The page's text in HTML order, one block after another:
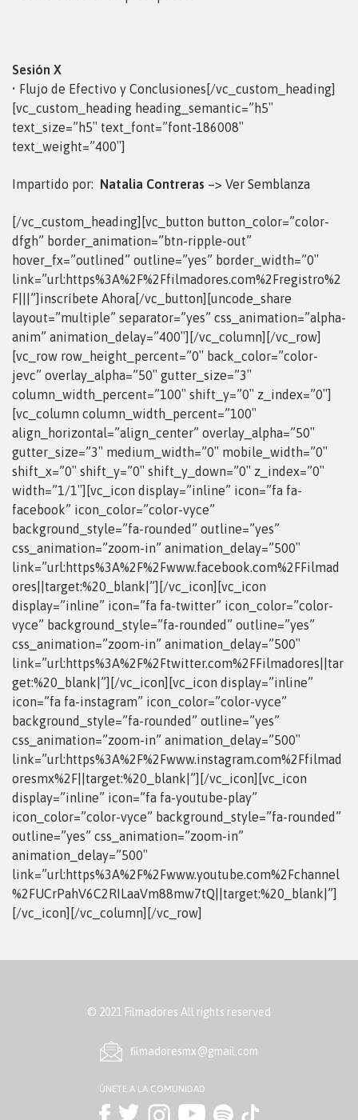
Sesión X
• Flujo de Efectivo y Conclusiones[/vc_custom_heading]
[vc_custom_heading heading_semantic=”h5″
text_size=”h5″ text_font=”font-186008″
text_weight=”400″]
Impartido por: Natalia Contreras –> Ver Semblanza
[/vc_custom_heading][vc_button button_color=”color-
dfgh” border_animation=”btn-ripple-out”
hover_fx=”outlined” outline=”yes” border_width=”0″
link=”url:https%3A%2F%2Ffilmadores.com%2Fregistro%2
F|||”]inscríbete Ahora[/vc_button][uncode_share
layout=”multiple” separator=”yes” css_animation=”alpha-
anim” animation_delay=”400″][/vc_column][/vc_row]
[vc_row row_height_percent=”0″ back_color=”color-
jevc” overlay_alpha=”50″ gutter_size=”3″
column_width_percent=”100″ shift_y=”0″ z_index=”0″]
[vc_column column_width_percent=”100″
align_horizontal=”align_center” overlay_alpha=”50″
gutter_size=”3″ medium_width=”0″ mobile_width=”0″
shift_x=”0″ shift_y=”0″ shift_y_down=”0″ z_index=”0″
width=”1/1″][vc_icon display=”inline” icon=”fa fa-
facebook” icon_color=”color-vyce”
background_style=”fa-rounded” outline=”yes”
css_animation=”zoom-in” animation_delay=”500″
link=”url:https%3A%2F%2Fwww.facebook.com%2FFilmad
ores||target:%20_blank|”][/vc_icon][vc_icon
display=”inline” icon=”fa fa-twitter” icon_color=”color-
vyce” background_style=”fa-rounded” outline=”yes”
css_animation=”zoom-in” animation_delay=”500″
link=”url:https%3A%2F%2Ftwitter.com%2FFilmadores||tar
get:%20_blank|”][/vc_icon][vc_icon display=”inline”
icon=”fa fa-instagram” icon_color=”color-vyce”
background_style=”fa-rounded” outline=”yes”
css_animation=”zoom-in” animation_delay=”500″
link=”url:https%3A%2F%2Fwww.instagram.com%2Ffilmad
oresmx%2F||target:%20_blank|”][/vc_icon][vc_icon
display=”inline” icon=”fa fa-youtube-play”
icon_color=”color-vyce” background_style=”fa-rounded”
outline=”yes” css_animation=”zoom-in”
animation_delay=”500″
link=”url:https%3A%2F%2Fwww.youtube.com%2Fchannel
%2FUCrPahV6C2RILaaVm88mw7tQ||target:%20_blank|”]
[/vc_icon][/vc_column][/vc_row]
© 2021 Filmadores All rights reserved
ﬁlmadoresmx@gmail.com
ÚNETE A LA COMUNIDAD